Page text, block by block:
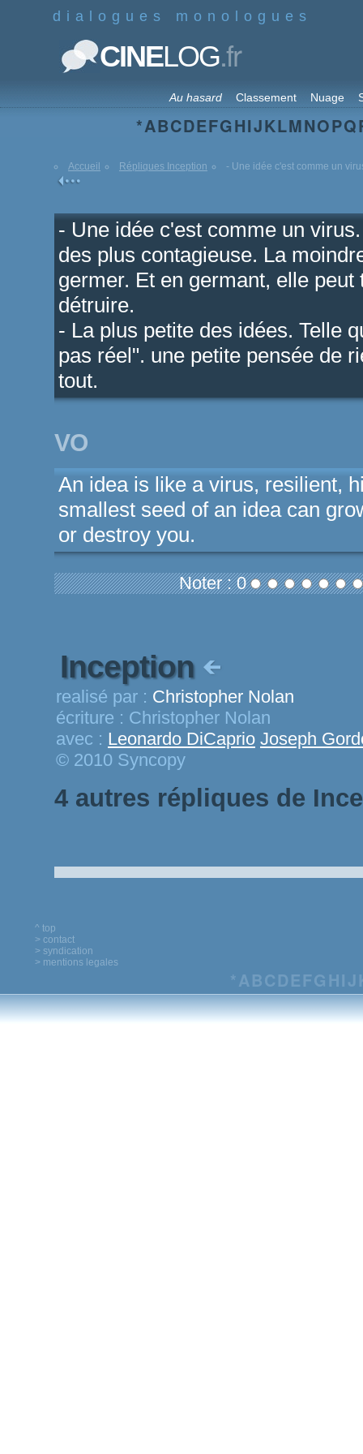
dialogues monologues
CINELOG.fr
Au hasard Classement Nuage
*ABCDEFGHIJKLMNOPQ
Accueil Répliques Inception - Une idée c'est comme un
- Une idée c'est comme un
des plus contagieuse. La
germer. Et en germant, elle peut
détruire.
- La plus petite des idées. Telle
pas réel". une petite pensée de
tout.
VO
An idea is like a virus, resilient,
smallest seed of an idea can
or destroy you.
Noter : 0
Inception
realisé par : Christopher Nolan
écriture : Christopher Nolan
avec : Leonardo DiCaprio Joseph
© 2010 Syncopy
4 autres répliques de
^ top
> contact
> syndication
> mentions legales
*ABCDEFG HIJ